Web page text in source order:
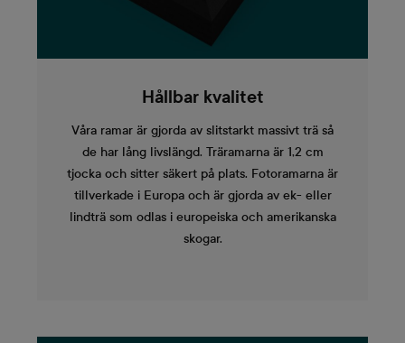
Hållbar kvalitet
Våra ramar är gjorda av slitstarkt massivt trä så
de har lång livslängd. Träramarna är 1,2 cm
tjocka och sitter säkert på plats. Fotoramarna är
tillverkade i Europa och är gjorda av ek- eller
lindträ som odlas i europeiska och amerikanska
skogar.